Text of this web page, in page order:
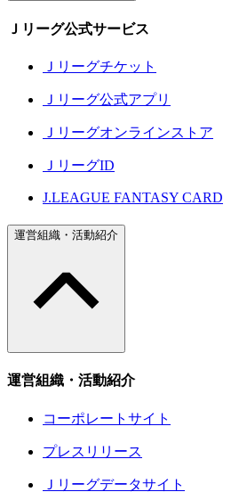
Ｊリーグ公式サービス
Ｊリーグチケット
Ｊリーグ公式アプリ
Ｊリーグオンラインストア
ＪリーグID
J.LEAGUE FANTASY CARD
運営組織・活動紹介
運営組織・活動紹介
コーポレートサイト
プレスリリース
Ｊリーグデータサイト